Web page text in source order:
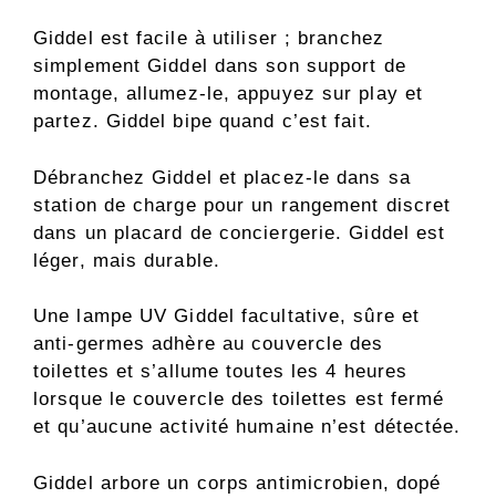
Giddel est facile à utiliser ; branchez
simplement Giddel dans son support de
montage, allumez-le, appuyez sur play et
partez. Giddel bipe quand c’est fait.
Débranchez Giddel et placez-le dans sa
station de charge pour un rangement discret
dans un placard de conciergerie. Giddel est
léger, mais durable.
Une lampe UV Giddel facultative, sûre et
anti-germes adhère au couvercle des
toilettes et s’allume toutes les 4 heures
lorsque le couvercle des toilettes est fermé
et qu’aucune activité humaine n’est détectée.
Giddel arbore un corps antimicrobien, dopé